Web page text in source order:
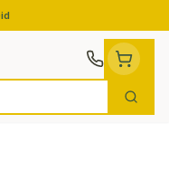
Zoek